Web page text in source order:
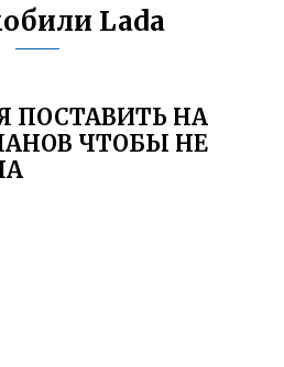
Lada
ПОСТАВИТЬ НА
ЧТОБЫ НЕ